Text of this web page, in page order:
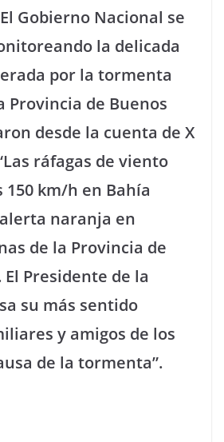
Gobierno Nacional se
la delicada
por la tormenta
Provincia de Buenos
desde la cuenta de X
ráfagas de viento
km/h en Bahía
naranja en
de la Provincia de
Presidente de la
su más sentido
y amigos de los
de la tormenta”.